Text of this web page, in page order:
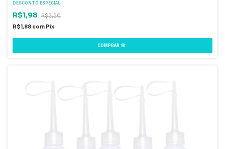
DESCONTO ESPECIAL
R$1,98 R$2,20
R$1,88 com Pix